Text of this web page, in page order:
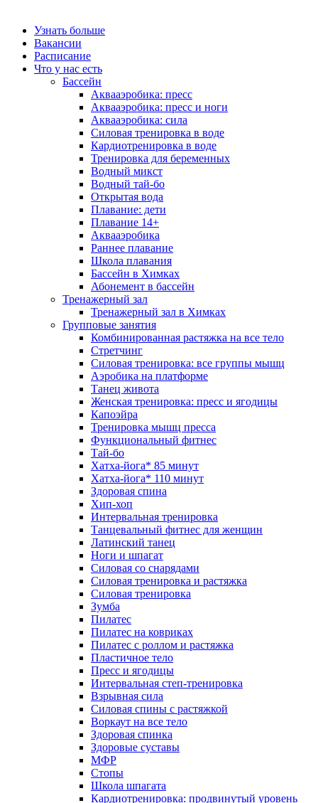
Узнать больше
Вакансии
Расписание
Что у нас есть
Бассейн
Аквааэробика: пресс
Аквааэробика: пресс и ноги
Аквааэробика: сила
Силовая тренировка в воде
Кардиотренировка в воде
Тренировка для беременных
Водный микст
Водный тай-бо
Открытая вода
Плавание: дети
Плавание 14+
Аквааэробика
Раннее плавание
Школа плавания
Бассейн в Химках
Абонемент в бассейн
Тренажерный зал
Тренажерный зал в Химках
Групповые занятия
Комбинированная растяжка на все тело
Стретчинг
Силовая тренировка: все группы мышц
Аэробика на платформе
Танец живота
Женская тренировка: пресс и ягодицы
Капоэйра
Тренировка мышц пресса
Функциональный фитнес
Тай-бо
Хатха-йога* 85 минут
Хатха-йога* 110 минут
Здоровая спина
Хип-хоп
Интервальная тренировка
Танцевальный фитнес для женщин
Латинский танец
Ноги и шпагат
Силовая со снарядами
Силовая тренировка и растяжка
Силовая тренировка
Зумба
Пилатес
Пилатес на ковриках
Пилатес с роллом и растяжка
Пластичное тело
Пресс и ягодицы
Интервальная степ-тренировка
Взрывная сила
Силовая спины с растяжкой
Воркаут на все тело
Здоровая спинка
Здоровые суставы
МФР
Стопы
Школа шпагата
Кардиотренировка: продвинутый уровень